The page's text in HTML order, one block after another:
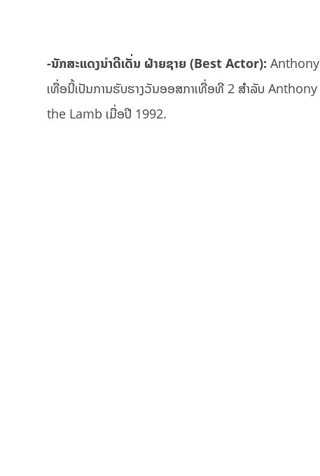
-ນັກສະແດງນຳດີເດັ່ນ ຝ່າຍຊາຍ (Best Actor):
ເທື່ອນີ້ເປັນການຮັບຮາງວັນອອສກາເທື່ອທີ 2 ສຳລັບ
the Lamb ເມື່ອປີ 1992.